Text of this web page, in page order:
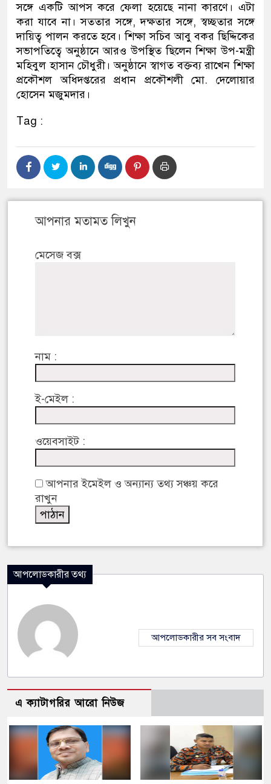
সঙ্গে একটি আপস করে ফেলা হয়েছে নানা কারণে। এটা
করা যাবে না। সততার সঙ্গে, দক্ষতার সঙ্গে, স্বচ্ছতার সঙ্গে
দায়িত্ব পালন করতে হবে। শিক্ষা সচিব আবু বকর ছিদ্দিকের
সভাপতিত্বে অনুষ্ঠানে আরও উপস্থিত ছিলেন শিক্ষা উপ-মন্ত্রী
মহিবুল হাসান চৌধুরী। অনুষ্ঠানে স্বাগত বক্তব্য রাখেন শিক্ষা
প্রকৌশল অধিদপ্তরের প্রধান প্রকৌশলী মো. দেলোয়ার
হোসেন মজুমদার।
Tag :
আপনার মতামত লিখুন
মেসেজ বক্স
নাম :
ই-মেইল :
ওয়েবসাইট :
আপনার ইমেইল ও অন্যান্য তথ্য সঞ্চয় করে
রাখুন
আপলোডকারীর তথ্য
আপলোডকারীর সব সংবাদ
এ ক্যাটাগরির আরো নিউজ